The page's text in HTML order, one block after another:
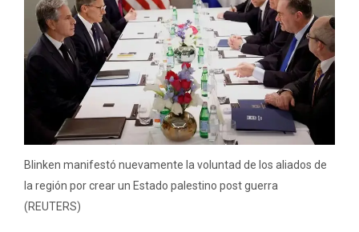
Blinken manifestó nuevamente la voluntad de los aliados de
la región por crear un Estado palestino post guerra
(REUTERS)